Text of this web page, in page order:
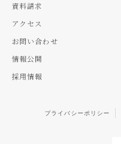
資料請求
アクセス
お問い合わせ
情報公開
採用情報
プライバシーポリシー